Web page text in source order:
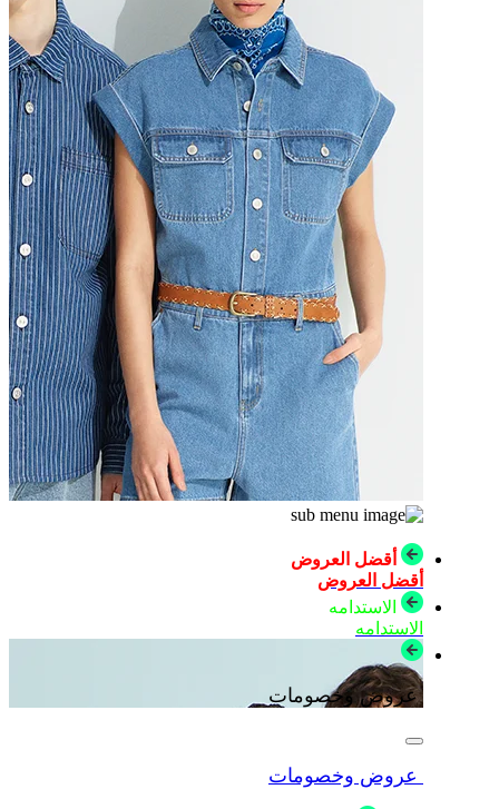
أقضل العروض
أقضل العروض
الاستدامه
الاستدامه
عروض وخصومات
عروض وخصومات